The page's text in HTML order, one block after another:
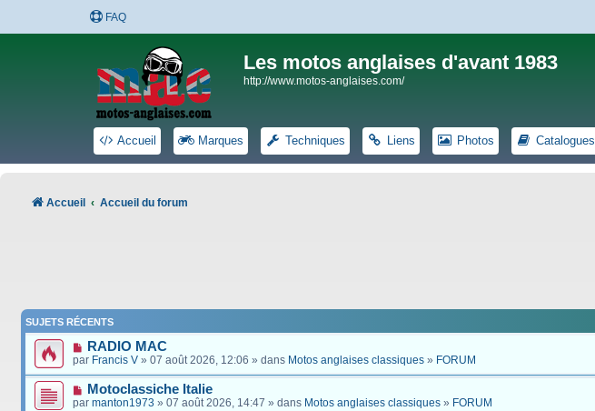
FAQ
Les motos anglaises d'avant 1983
http://www.motos-anglaises.com/
Accueil Marques Techniques Liens Photos Catalogues
Accueil Accueil du forum
SUJETS RÉCENTS
RADIO MAC
par Francis V » 07 août 2026, 12:06 » dans Motos anglaises classiques » FORUM
Motoclassiche Italie
par manton1973 » 07 août 2026, 14:47 » dans Motos anglaises classiques » FORUM